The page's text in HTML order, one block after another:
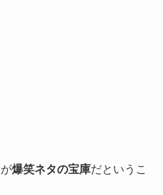
爆笑ネタの宝庫だというこ